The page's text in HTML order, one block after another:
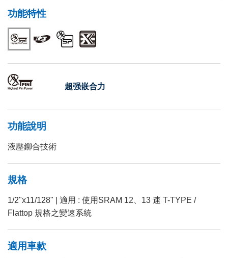
功能特性
超强嵌合力
功能說明
液壓鉚合技術
規格
1/2"x11/128" | 適用 : 使用SRAM 12、13 速 T-TYPE /
Flattop 規格之變速系統
適用車款